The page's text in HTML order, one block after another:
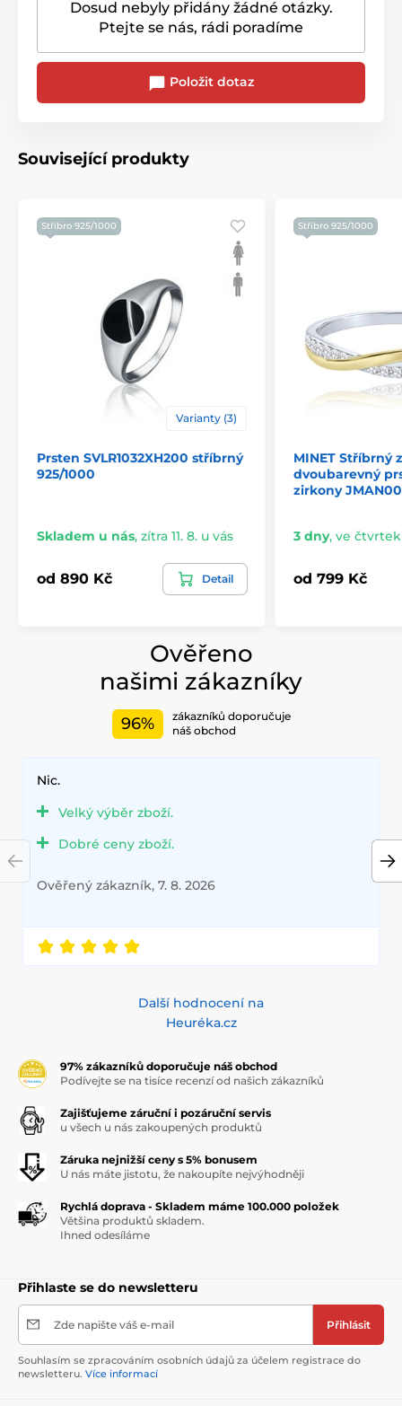
Dosud nebyly přidány žádné otázky.
Ptejte se nás, rádi poradíme
Položit dotaz
Související produkty
Stříbro 925/1000
Varianty (3)
Prsten SVLR1032XH200 stříbrný
925/1000
Skladem u nás, zítra 11. 8. u vás
od 890 Kč Detail
Stříbro 925/1000
MINET Stříbrný
dvoubarevný
zirkony
3 dny, ve čtvrtek
od 799 Kč
Ověřeno
našimi zákazníky
96%
zákazníků doporučuje
náš obchod
Nic.
Velký výběr zboží.
Dobré ceny zboží.
Ověřený zákazník, 7. 8. 2026
Další hodnocení na
Heuréka.cz
97% zákazníků doporučuje náš obchod
Podívejte se na tisíce recenzí od našich zákazníků
Zajišťujeme záruční i pozáruční servis
u všech u nás zakoupených produktů
Záruka nejnižší ceny s 5% bonusem
U nás máte jistotu, že nakoupíte nejvýhodněji
Rychlá doprava - Skladem máme 100.000 položek
Většina produktů skladem.
Ihned odesíláme
Přihlaste se do newsletteru
Zde napište váš e-mail Přihlásit
Souhlasím se zpracováním osobních údajů za účelem registrace do
newsletteru. Více informací